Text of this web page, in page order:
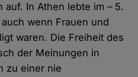
auf. In Athen lebte im – 5.
wenn Frauen und
waren. Die Freiheit des
der Meinungen in
zu einer nie